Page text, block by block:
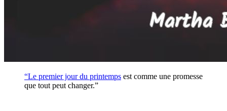
“Le premier jour du printemps est comme une promesse
que tout peut changer.”